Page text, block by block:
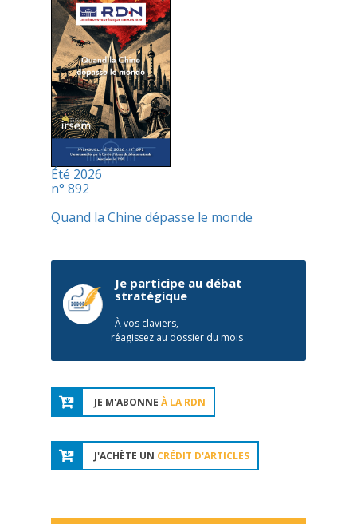
Été 2026
n° 892
Quand la Chine dépasse le monde
Je participe au débat
stratégique
À vos claviers,
réagissez au dossier du mois
JE M'ABONNE À LA RDN
J'ACHÈTE UN CRÉDIT D'ARTICLES